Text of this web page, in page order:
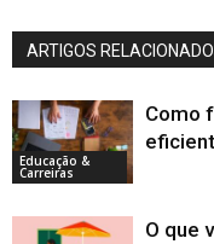
ARTIGOS
Educação &
Carreiras
Como
O que